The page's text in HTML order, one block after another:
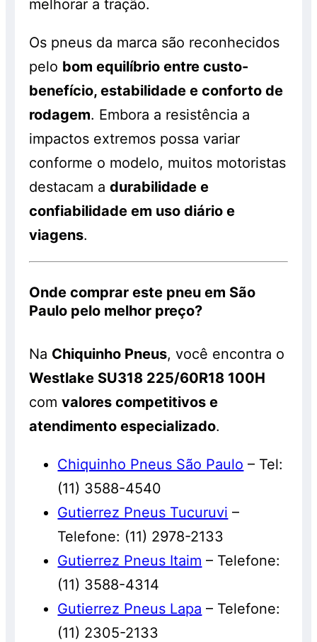
melhorar a tração.
Os pneus da marca são reconhecidos
pelo bom equilíbrio entre custo-
benefício, estabilidade e conforto de
rodagem. Embora a resistência a
impactos extremos possa variar
conforme o modelo, muitos motoristas
destacam adurabilidade e
confiabilidade em uso diário e
viagens.
Onde comprar este pneu em São
Paulo pelo melhor preço?
Na Chiquinho Pneus, você encontra o
Westlake SU318 225/60R18 100H
comvalores competitivos e
atendimento especializado.
Chiquinho Pneus São Paulo – Tel:
(11) 3588-4540
Gutierrez Pneus Tucuruvi –
Telefone: (11) 2978-2133
Gutierrez Pneus Itaim – Telefone:
(11) 3588-4314
Gutierrez Pneus Lapa – Telefone:
(11) 2305-2133